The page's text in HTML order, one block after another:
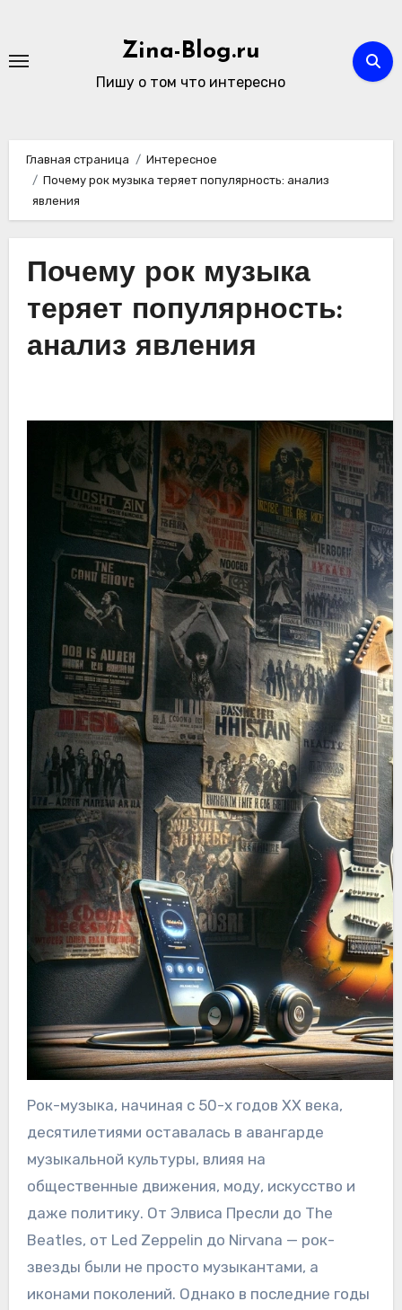
содержимому
Zina-Blog.ru
Пишу о том что интересно
Главная страница
Интересное
Почему рок музыка теряет популярность: анализ
явления
Почему рок музыка
теряет популярность:
анализ явления
Рок-музыка, начиная с 50-х годов XX века,
десятилетиями оставалась в авангарде
музыкальной культуры, влияя на
общественные движения, моду, искусство и
даже политику. От Элвиса Пресли до The
Beatles, от Led Zeppelin до Nirvana — рок-
звезды были не просто музыкантами, а
иконами поколений. Однако в последние годы